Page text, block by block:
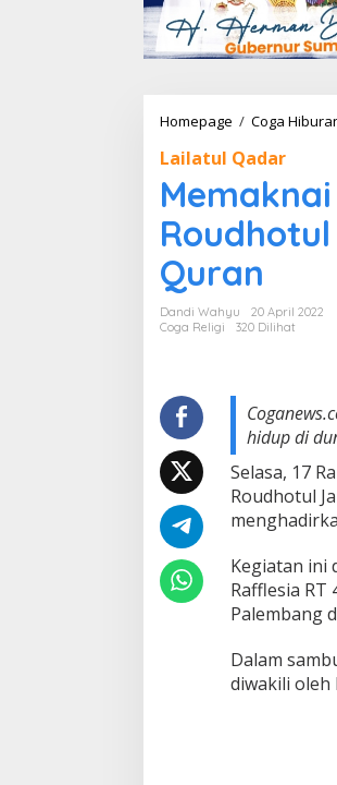
Homepage / Coga
Lailatul Qadar
Quran
Dandi Wahyu
20 April 2022
Coga Religi
320 Dilihat
hidup di
Selasa, 17
Roudhotul
Kegiatan ini
Rafflesia RT
Palembang
Dalam
diwakili oleh